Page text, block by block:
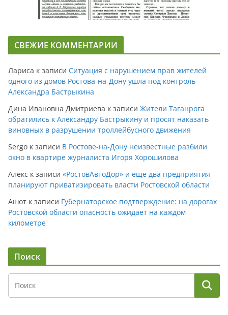
СВЕЖИЕ КОММЕНТАРИИ
Лариса к записи Ситуация с нарушением прав жителей
одного из домов Ростова-на-Дону ушла под контроль
Александра Бастрыкина
Дина Ивановна Дмитриева к записи Жители Таганрога
обратились к Александру Бастрыкину и просят наказать
виновных в разрушении троллейбусного движения
Sergo к записи В Ростове-на-Дону неизвестные разбили
окно в квартире журналиста Игоря Хорошилова
Алекс к записи «РостовАвтоДор» и еще два предприятия
планируют приватизировать власти Ростовской области
Ашот к записи Губернаторское подтверждение: на дорогах
Ростовской области опасность ожидает на каждом
километре
Поиск